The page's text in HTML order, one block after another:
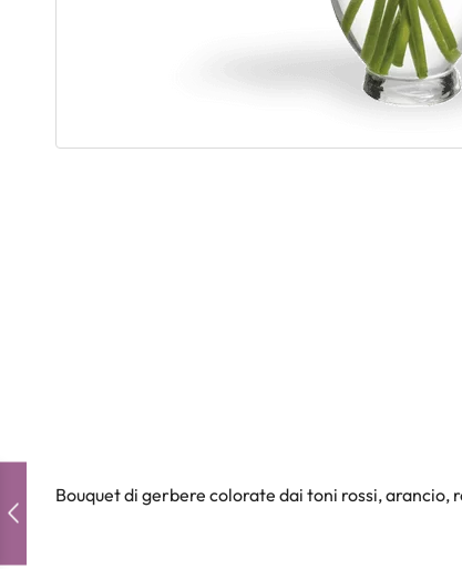
Bouquet di gerbere colorate dai toni rossi, arancio,